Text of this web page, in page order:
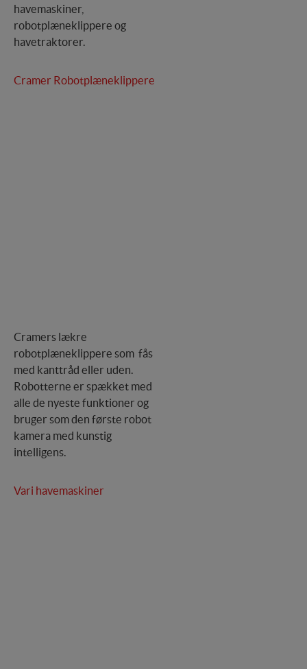
havemaskiner,
robotplæneklippere og
havetraktorer.
Cramer Robotplæneklippere
Cramers lækre
robotplæneklippere som fås
med kanttråd eller uden.
Robotterne er spækket med
alle de nyeste funktioner og
bruger som den første robot
kamera med kunstig
intelligens.
Vari havemaskiner